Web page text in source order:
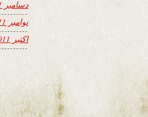
دسامبر 2011
نوامبر 2011
اکتبر 2011